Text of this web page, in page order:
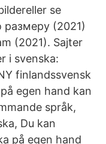
se
(2021)
(2021). Sajter
i svenska:
finlandssvensk
egen hand kan
språk,
Du kan
på egen hand